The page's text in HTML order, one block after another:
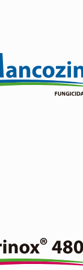
Micro Technology),
y resistencia al
contacto, ingestión e
Ver producto